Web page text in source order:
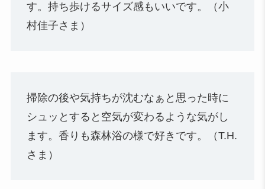
す。持ち歩けるサイズ感もいいです。（小
村佳子さま）
掃除の後や気持ちが沈むなぁと思った時に
シュッとすると空気が変わるような気がし
ます。香りも森林浴の様で好きです。（T.H.
さま）